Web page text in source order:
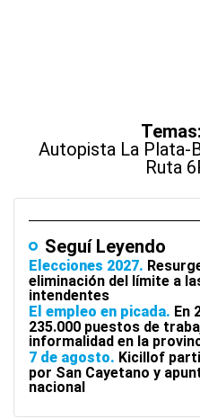
Temas:
Autopista La Plata-
Ruta 6
Seguí Leyendo
Elecciones 2027
eliminación del límite a
intendentes
El empleo en picada En
235.000 puestos de
informalidad en la
7 de agosto Kicillof
por San Cayetano y
nacional